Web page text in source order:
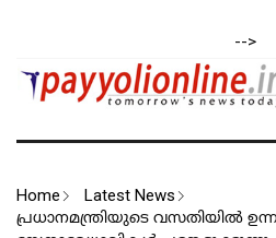
-->
Home Latest News
പ്രധാനമന്ത്രിയുടെ വസതിയില്‍